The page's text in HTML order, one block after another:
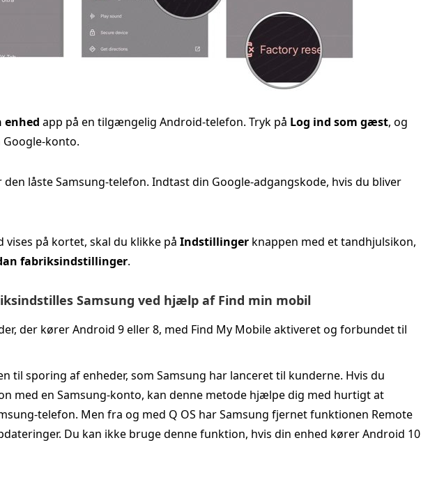
enhed app på en tilgængelig Android-telefon. Tryk på Log ind som gæst, og
konto.
låste Samsung-telefon. Indtast din Google-adgangskode, hvis du bliver
vises på kortet, skal du klikke på Indstillinger knappen med et tandhjulsikon,
fabriksindstillinger.
Samsung ved hjælp af Find min mobil
der kører Android 9 eller 8, med Find My Mobile aktiveret og forbundet til
til sporing af enheder, som Samsung har lanceret til kunderne. Hvis du
med en Samsung‑konto, kan denne metode hjælpe dig med hurtigt at
Men fra og med Q OS har Samsung fjernet funktionen Remote
Du kan ikke bruge denne funktion, hvis din enhed kører Android 10